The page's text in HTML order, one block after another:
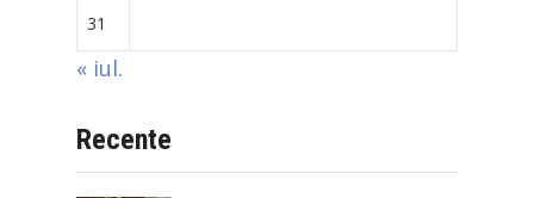
31
« iul.
Recente